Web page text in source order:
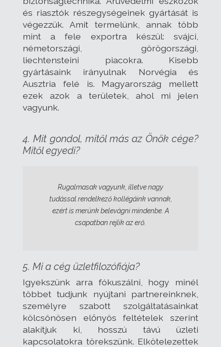
és riasztók részegységeinek gyártását is
végezzük. Amit termelünk, annak több
mint a fele exportra készül: svájci,
németországi, görögországi,
liechtensteini piacokra. Kisebb
gyártásaink irányulnak Norvégia és
Ausztria felé is. Magyarország mellett
ezek azok a területek, ahol mi jelen
vagyunk.
4. Mit gondol, mitől más az Önök cége?
Mitől egyedi?
Rugalmasak vagyunk, illetve nagy
tudással rendelkező kollégáink vannak,
ezért is merünk belevágni mindenbe. A
csapatban rejlik az erő.
5. Mi a cég üzletfilozófiája?
Igyekszünk arra fókuszálni, hogy minél
többet tudjunk nyújtani partnereinknek,
személyre szabott szolgáltatásainkat
kölcsönösen előnyös feltételek szerint
alakítjuk ki, hosszú távú üzleti
kapcsolatokra törekszünk. Elkötelezettek